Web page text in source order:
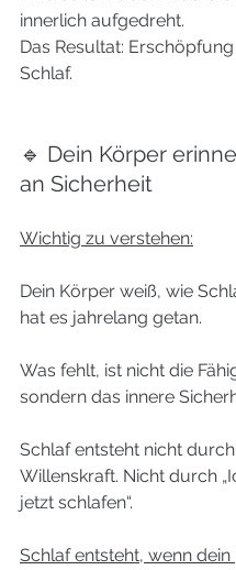
innerlich aufgedreht.
Das Resultat:
Schlaf.
🔹 Dein Körper
an Sicherheit
Wichtig zu verstehen:
Dein Körper weiß, wie
hat es jahrelang getan.
Was fehlt, ist nicht die
sondern das innere
Schlaf entsteht nicht durch
Willenskraft. Nicht durch
jetzt schlafen“.
Schlaf entsteht, wenn dein